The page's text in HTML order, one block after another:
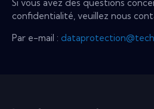
Si vous avez des questions
confidentialité, veuillez nous
Par e-mail :